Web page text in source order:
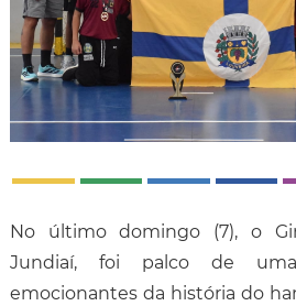
No último domingo (7), o
Jundiaí, foi palco de
emocionantes da história do